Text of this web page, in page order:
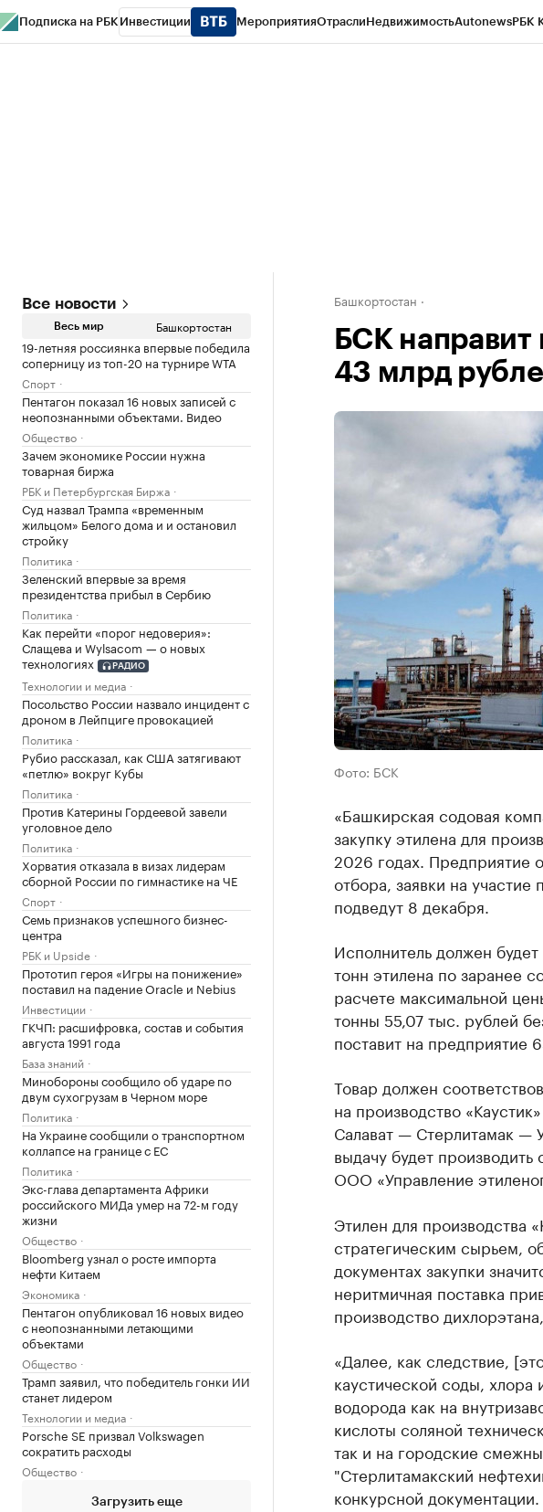
Подписка на РБК Инвестиции МероприятияОтраслиНедвижимостьAutonewsРБК
Все новости
Весь мир Башкортостан
19-летняя россиянка впервые победила
соперницу из топ-20 на турнире WTA
Спорт
Пентагон показал 16 новых записей с
неопознанными объектами. Видео
Общество
Зачем экономике России нужна
товарная биржа
РБК и Петербургская Биржа
Суд назвал Трампа «временным
жильцом» Белого дома и и остановил
стройку
Политика
Зеленский впервые за время
президентства прибыл в Сербию
Политика
Как перейти «порог недоверия»:
Слащева и Wylsacom — о новых
технологиях
РАДИО
Технологии и медиа
Посольство России назвало инцидент с
дроном в Лейпциге провокацией
Политика
Рубио рассказал, как США затягивают
«петлю» вокруг Кубы
Политика
Против Катерины Гордеевой завели
уголовное дело
Политика
Хорватия отказала в визах лидерам
сборной России по гимнастике на ЧЕ
Спорт
Семь признаков успешного бизнес-
центра
РБК и Upside
Прототип героя «Игры на понижение»
поставил на падение Oracle и Nebius
Инвестиции
ГКЧП: расшифровка, состав и события
августа 1991 года
База знаний
Минобороны сообщило об ударе по
двум сухогрузам в Черном море
Политика
На Украине сообщили о транспортном
коллапсе на границе с ЕС
Политика
Экс-глава департамента Африки
российского МИДа умер на 72-м году
жизни
Общество
Bloomberg узнал о росте импорта
нефти Китаем
Экономика
Пентагон опубликовал 16 новых видео
с неопознанными летающими
объектами
Общество
Трамп заявил, что победитель гонки ИИ
станет лидером
Технологии и медиа
Porsche SE призвал Volkswagen
сократить расходы
Общество
Загрузить еще
Башкортостан
БСК направит
43 млрд
Фото: БСК
«Башкирская содовая
закупку этилена для
2026 годах. Предприятие
отбора, заявки на
подведут 8 декабря.
Исполнитель должен
тонн этилена по заранее
расчете максимальной
тонны 55,07 тыс. рублей
поставит на предприятие
Товар должен
на производство
Салават — Стерлитамак —
выдачу будет
ООО «Управление
Этилен для производства
стратегическим сырьем,
документах закупки
неритмичная поставка
производство
«Далее, как следствие,
каустической соды,
водорода как на
кислоты соляной
так и на городские
"Стерлитамакский
конкурсной документации.